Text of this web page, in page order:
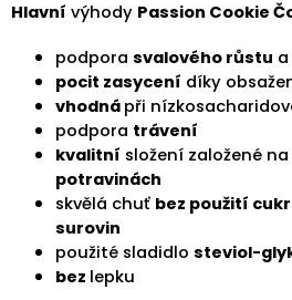
Hlavní výhody Passion Cookie
podpora svalového růstu a
pocit zasycení díky
vhodná při
podpora trávení
kvalitní složení založené na
potravinách
skvělá chuť bez použití
surovin
použité sladidlo steviol-
bez lepku